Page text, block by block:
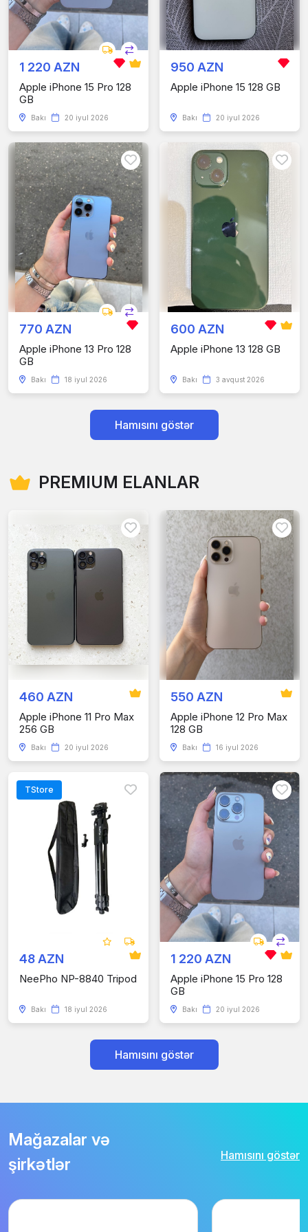
1 220 AZN
Apple iPhone 15 Pro 128
GB
Bakı 20 iyul 2026
950 AZN
Apple iPhone 15 128 GB
Bakı 20 iyul 2026
770 AZN
Apple iPhone 13 Pro 128
GB
Bakı 18 iyul 2026
600 AZN
Apple iPhone 13 128 GB
Bakı 3 avqust 2026
Hamısını göstər
PREMIUM ELANLAR
460 AZN
Apple iPhone 11 Pro Max
256 GB
Bakı 20 iyul 2026
550 AZN
Apple iPhone 12 Pro Max
128 GB
Bakı 16 iyul 2026
TStore
48 AZN
NeePho NP-8840 Tripod
Bakı 18 iyul 2026
1 220 AZN
Apple iPhone 15 Pro 128
GB
Bakı 20 iyul 2026
Hamısını göstər
Mağazalar və
şirkətlər
Hamısını göstər